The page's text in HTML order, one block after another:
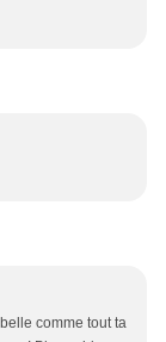
comme tout ta